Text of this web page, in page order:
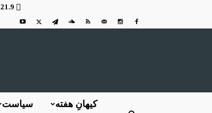
21.9
سیاست کیهانِ هفته